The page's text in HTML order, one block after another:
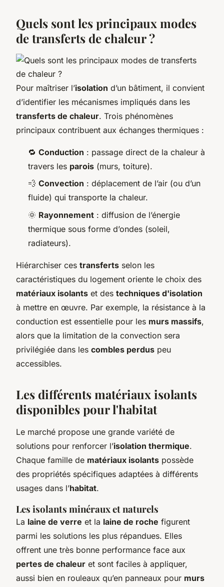
Quels sont les principaux modes
de transferts de chaleur ?
Pour maîtriser l’isolation d’un bâtiment, il convient
d’identifier les mécanismes impliqués dans les
transferts de chaleur. Trois phénomènes
principaux contribuent aux échanges thermiques :
🔁 Conduction : passage direct de la chaleur à
travers les parois (murs, toiture).
💨 Convection : déplacement de l’air (ou d’un
fluide) qui transporte la chaleur.
🌞 Rayonnement : diffusion de l’énergie
thermique sous forme d’ondes (soleil,
radiateurs).
Hiérarchiser ces transferts selon les
caractéristiques du logement oriente le choix des
matériaux isolants et des techniques d'isolation
à mettre en œuvre. Par exemple, la résistance à la
conduction est essentielle pour les murs massifs,
alors que la limitation de la convection sera
privilégiée dans les combles perdus peu
accessibles.
Les différents matériaux isolants
disponibles pour l'habitat
Le marché propose une grande variété de
solutions pour renforcer l’isolation thermique.
Chaque famille de matériaux isolants possède
des propriétés spécifiques adaptées à différents
usages dans l’habitat.
Les isolants minéraux et naturels
La laine de verre et la laine de roche figurent
parmi les solutions les plus répandues. Elles
offrent une très bonne performance face aux
pertes de chaleur et sont faciles à appliquer,
aussi bien en rouleaux qu’en panneaux pour murs